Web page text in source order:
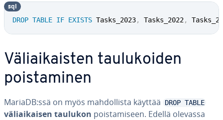
DROP TABLE IF EXISTS Tasks_2023, Tasks_2022,
sql
Vä­liai­kais­ten tau­lu­koi­den
pois­ta­mi­nen
MariaDB:ssä on myös mah­dol­lis­ta käyttää DROP TABLE
vä­liai­kai­sen taulukon pois­ta­mi­seen. Edellä olevassa